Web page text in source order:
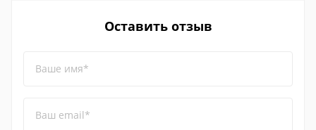
Оставить отзыв
Ваше имя*
Ваш email*